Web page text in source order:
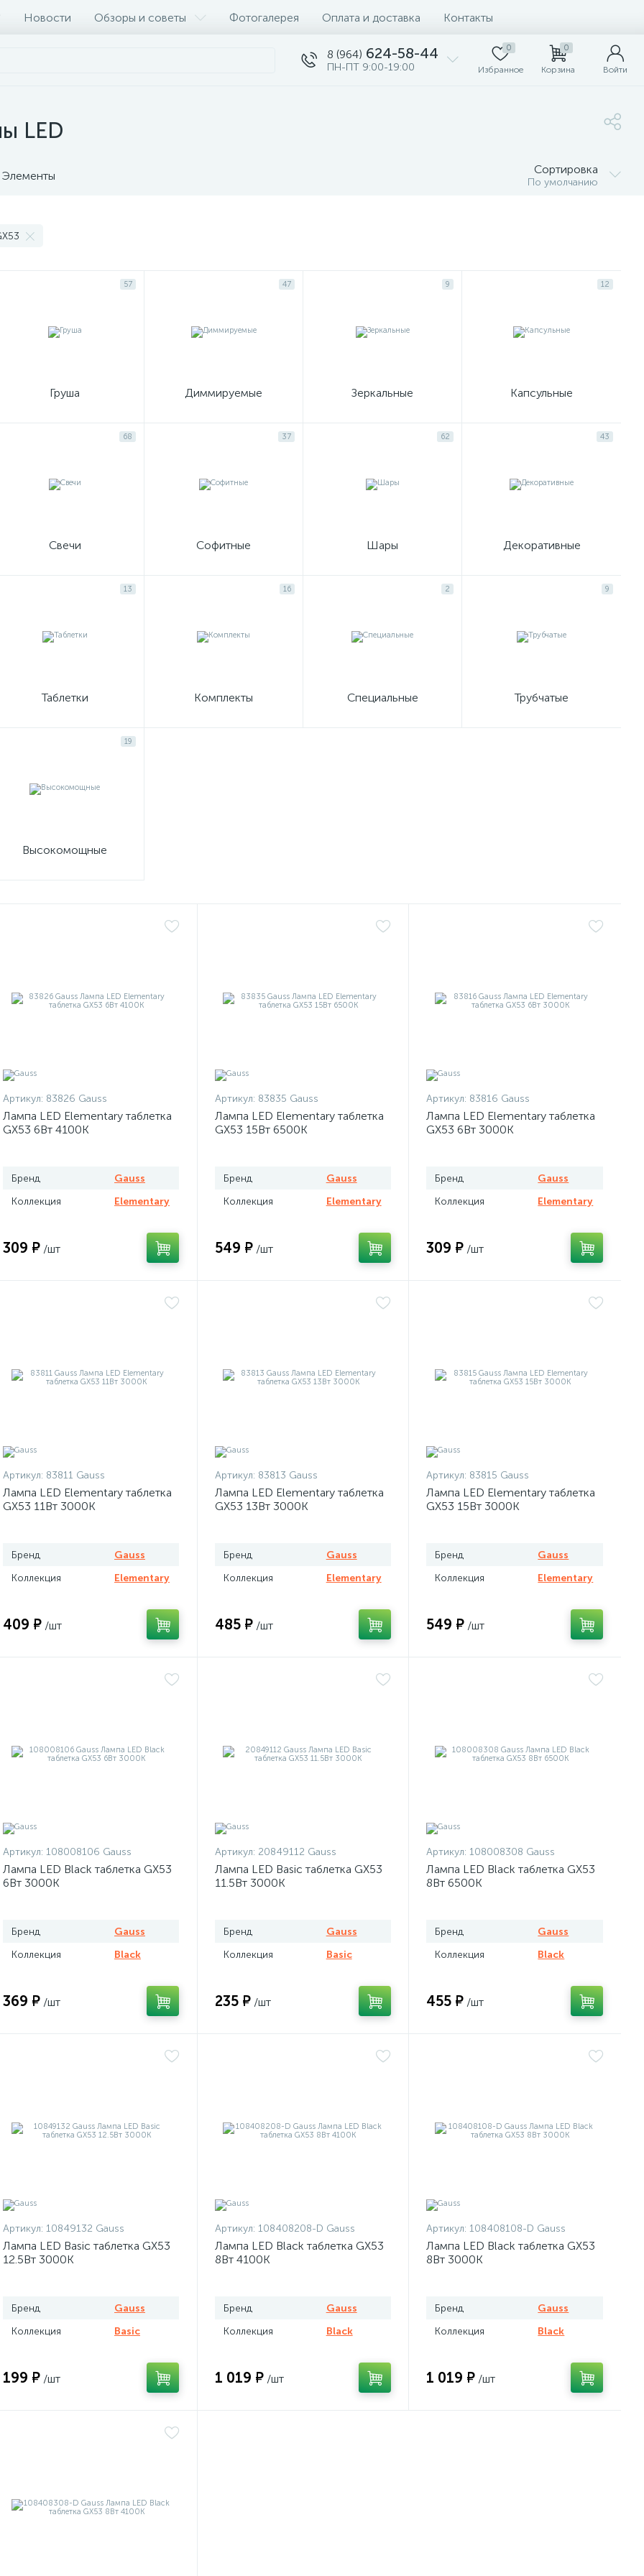
Новости Обзоры и советы Фотогалерея Оплата и доставка Контакты
8 (964) 624-58-44
ПН-ПТ 9:00-19:00
0
Избранное
0
Корзина Войти
LED
Элементы Сортировка
По умолчанию
57
Груша
47
Диммируемые
9
Зеркальные
12
Капсульные
68
Свечи
37
Софитные
62
Шары
43
Декоративные
13
Таблетки
16
Комплекты
2
Специальные
9
Трубчатые
19
Высокомощные
Артикул: 83826 Gauss
Лампа LED Elementary таблетка
GX53 6Вт 4100К
Бренд
Gauss
Коллекция
Elementary
309 ₽ /шт
Артикул: 83835 Gauss
Лампа LED Elementary таблетка
GX53 15Вт 6500К
Бренд
Gauss
Коллекция
Elementary
549 ₽ /шт
Артикул: 83816 Gauss
Лампа LED Elementary таблетка
GX53 6Вт 3000К
Бренд
Gauss
Коллекция
Elementary
309 ₽ /шт
Артикул: 83811 Gauss
Лампа LED Elementary таблетка
GX53 11Вт 3000К
Бренд
Gauss
Коллекция
Elementary
409 ₽ /шт
Артикул: 83813 Gauss
Лампа LED Elementary таблетка
GX53 13Вт 3000К
Бренд
Gauss
Коллекция
Elementary
485 ₽ /шт
Артикул: 83815 Gauss
Лампа LED Elementary таблетка
GX53 15Вт 3000К
Бренд
Gauss
Коллекция
Elementary
549 ₽ /шт
Артикул: 108008106 Gauss
Лампа LED Black таблетка GX53
6Вт 3000К
Бренд
Gauss
Коллекция
Black
369 ₽ /шт
Артикул: 20849112 Gauss
Лампа LED Basic таблетка GX53
11.5Вт 3000К
Бренд
Gauss
Коллекция
Basic
235 ₽ /шт
Артикул: 108008308 Gauss
Лампа LED Black таблетка GX53
8Вт 6500К
Бренд
Gauss
Коллекция
Black
455 ₽ /шт
Артикул: 10849132 Gauss
Лампа LED Basic таблетка GX53
12.5Вт 3000К
Бренд
Gauss
Коллекция
Basic
199 ₽ /шт
Артикул: 108408208-D Gauss
Лампа LED Black таблетка GX53
8Вт 4100К
Бренд
Gauss
Коллекция
Black
1 019 ₽ /шт
Артикул: 108408108-D Gauss
Лампа LED Black таблетка GX53
8Вт 3000К
Бренд
Gauss
Коллекция
Black
1 019 ₽ /шт